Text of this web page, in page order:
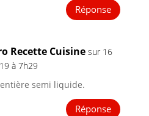
Réponse
Recette Cuisine sur 16
à 7h29
semi liquide.
Réponse